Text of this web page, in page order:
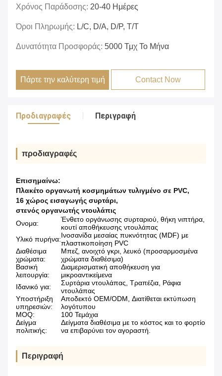
Χρόνος Παράδοσης: 20-40 Ημέρες
Όροι Πληρωμής: L/C, D/A, D/P, T/T
Δυνατότητα Προσφοράς: 5000 Τμχ Το Μήνα
Πάρτε την καλύτερη τιμή Contact Now
Προδιαγραφές Περιγραφή
προδιαγραφές
Επισημαίνω:
Πλακέτο οργανωτή κοσμημάτων τυλιγμένο σε PVC,
16 χώρος εισαγωγής συρτάρι,
στενός οργανωτής ντουλάπις
Ονομα:
Ένθετο οργάνωσης συρταριού, θήκη νιπτήρα,
κουτί αποθήκευσης ντουλάπας
Υλικό πυρήνα:Ινοσανίδα μεσαίας πυκνότητας (MDF) με
πλαστικοποίηση PVC
Διαθέσιμα
χρώματα:
Μπεζ, ανοιχτό γκρι, λευκό (προσαρμοσμένα
χρώματα διαθέσιμα)
Βασική
λειτουργία:
Διαμερισματική αποθήκευση για
μικροαντικείμενα
Ιδανικό για:
Συρτάρια ντουλάπας, Τραπέζια, Ράφια
ντουλάπας
Υποστήριξη
υπηρεσιών:
Αποδεκτό OEM/ODM, Διατίθεται εκτύπωση
λογότυπου
MOQ:
100 Τεμάχια
Δείγμα
πολιτικής:
Δείγματα διαθέσιμα με το κόστος και το φορτίο
να επιβαρύνει τον αγοραστή.
Περιγραφή